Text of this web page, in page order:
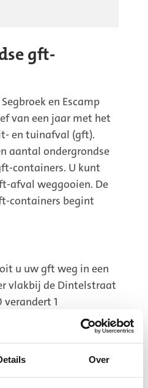
Over
gft-
en Escamp
van een jaar met het
en tuinafval (gft).
aantal ondergrondse
containers. U kunt
afval weggooien. De
containers begint
u uw gft weg in een
vlakbij de Dintelstraat
verandert 1
2024 in een